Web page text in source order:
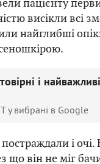
висікли всі
найглибші
і
у вибрані в Google
і
що він не міг